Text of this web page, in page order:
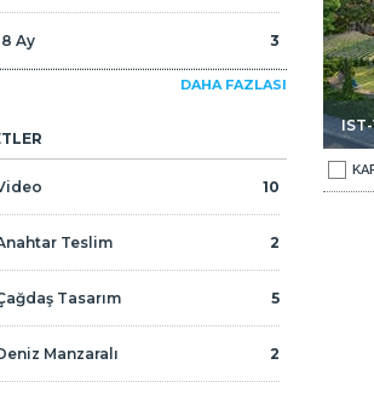
Ay 3
DAHA FAZLASI
10
Teslim 2
Tasarım 5
Manzaralı 2